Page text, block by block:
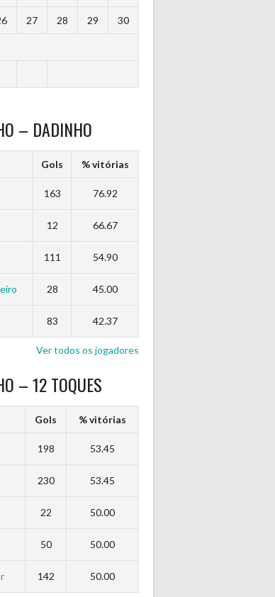
27 28 29 30
– DADINHO
Gols % vitórias
163 76.92
12 66.67
111 54.90
28 45.00
83 42.37
Ver todos os jogadores
– 12 TOQUES
Gols % vitórias
198 53.45
230 53.45
22 50.00
50 50.00
142 50.00